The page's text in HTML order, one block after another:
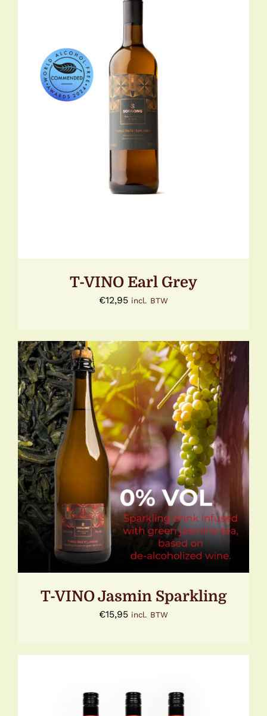
TOEVOEGEN AAN WINKELWAGEN
DETAILS
T-VINO Earl Grey
€12,95 incl. BTW
TOEVOEGEN AAN WINKELWAGEN
/
DETAILS
T-VINO Jasmin Sparkling
€15,95 incl. BTW